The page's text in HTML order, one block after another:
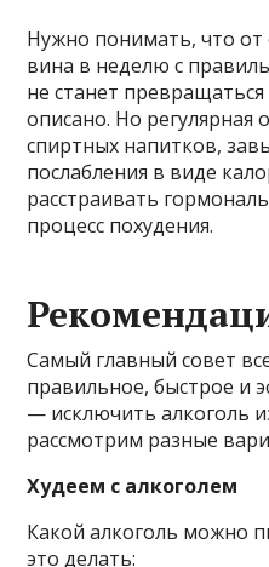
Нужно понимать, что от
вина в неделю с
не станет
описано. Но регулярная
спиртных напитков,
послабления в виде
расстраивать
процесс похудения.
Самый главный совет
правильное, быстрое и
— исключить алкоголь
рассмотрим разные
Худеем с алкоголем
Какой алкоголь можно
это делать: